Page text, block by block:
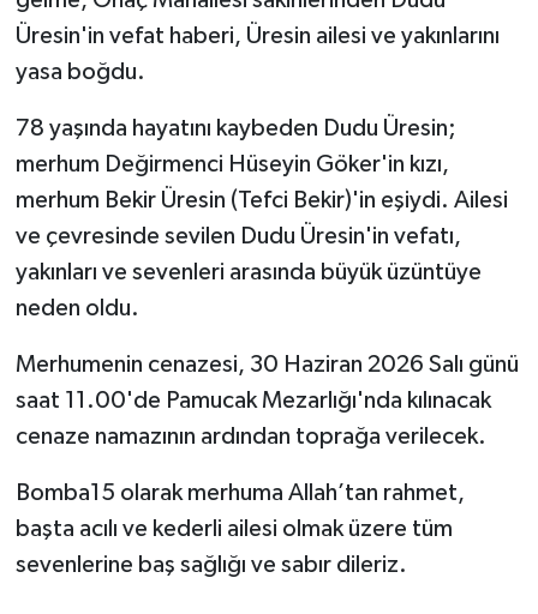
Üresin'in vefat haberi, Üresin ailesi ve yakınlarını
yasa boğdu.
78 yaşında hayatını kaybeden Dudu Üresin;
merhum Değirmenci Hüseyin Göker'in kızı,
merhum Bekir Üresin (Tefci Bekir)'in eşiydi. Ailesi
ve çevresinde sevilen Dudu Üresin'in vefatı,
yakınları ve sevenleri arasında büyük üzüntüye
neden oldu.
Merhumenin cenazesi, 30 Haziran 2026 Salı günü
saat 11.00'de Pamucak Mezarlığı'nda kılınacak
cenaze namazının ardından toprağa verilecek.
Bomba15 olarak merhuma Allah’tan rahmet,
başta acılı ve kederli ailesi olmak üzere tüm
sevenlerine baş sağlığı ve sabır dileriz.